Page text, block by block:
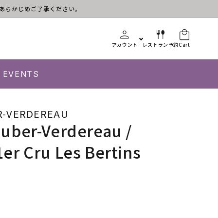
かじめご了承ください。
アカウント レストラン予約Cart
EVENTS
VERDEREAU
Verdereau /
Cru Les Bertins